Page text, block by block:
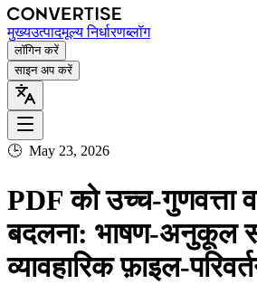
मुख्यउत्पादमूल्य निर्धारणब्लॉग
लॉगिन करें
साइन अप करें
🕒 May 23, 2026
PDF को उच्च‑गुणवत्ता
बदलना: भाषण‑अनुकूल
व्यावहारिक